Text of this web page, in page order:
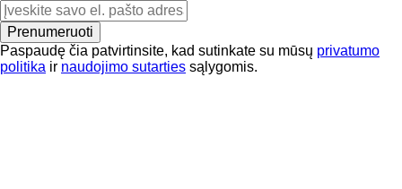
Prenumeruoti
Paspaudę čia patvirtinsite, kad sutinkate su mūsų privatumo
politika ir naudojimo sutarties sąlygomis.